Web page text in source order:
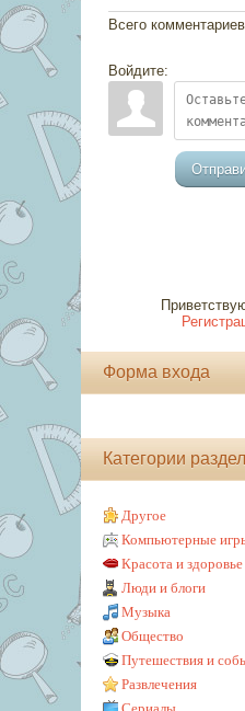
Всего комментариев
Войдите:
Форма входа
Категории
Другое
Компьютерные
Красота и здоровье
Люди и блоги
Музыка
Общество
Путешествия и
Развлечения